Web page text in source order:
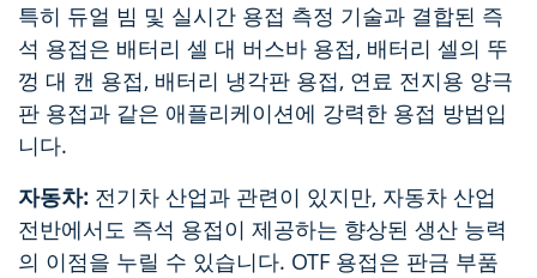
특히 듀얼 빔 및 실시간 용접 측정 기술과 결합된 즉
석 용접은 배터리 셀 대 버스바 용접, 배터리 셀의 뚜
껑 대 캔 용접, 배터리 냉각판 용접, 연료 전지용 양극
판 용접과 같은 애플리케이션에 강력한 용접 방법입
니다.
자동차: 전기차 산업과 관련이 있지만, 자동차 산업
전반에서도 즉석 용접이 제공하는 향상된 생산 능력
의 이점을 누릴 수 있습니다. OTF 용접은 판금 부품